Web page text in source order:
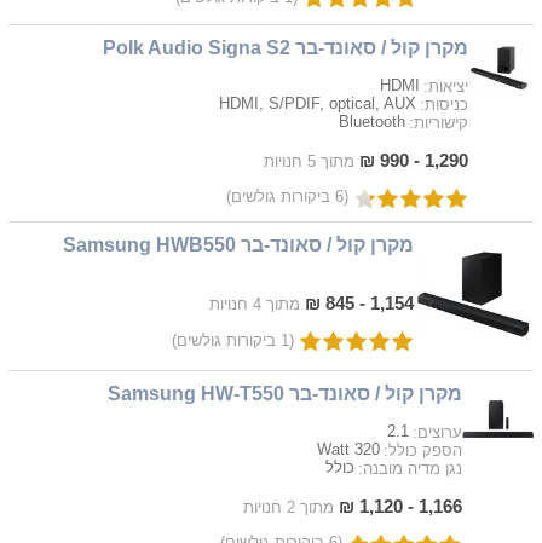
מקרן קול / סאונד-בר Polk Audio Signa S2
יציאות:
HDMI
כניסות: HDMI, S/PDIF, optical, AUX
קישוריות: Bluetooth
1,290 - 990 ₪
מתוך 5 חנויות
(6 ביקורות גולשים)
מקרן קול / סאונד-בר Samsung HWB550
1,154 - 845 ₪
מתוך 4 חנויות
(1 ביקורות גולשים)
מקרן קול / סאונד-בר Samsung HW-T550
ערוצים: 2.1
הספק כולל: 320 Watt
נגן מדיה מובנה: כולל
1,166 - 1,120 ₪
מתוך 2 חנויות